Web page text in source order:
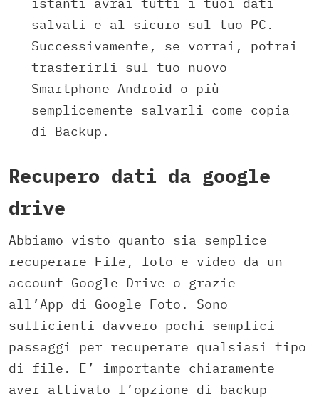
salvati e al sicuro sul tuo PC.
Successivamente, se vorrai, potrai
trasferirli sul tuo nuovo
Smartphone Android o più
semplicemente salvarli come copia
di Backup.
Recupero dati da google
drive
Abbiamo visto quanto sia semplice
recuperare File, foto e video da un
account Google Drive o grazie
all’App di Google Foto. Sono
sufficienti davvero pochi semplici
passaggi per recuperare qualsiasi tipo
di file. E’ importante chiaramente
aver attivato l’opzione di backup